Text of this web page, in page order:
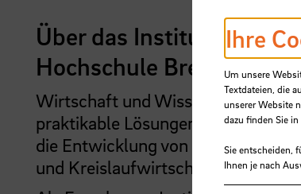
Über das Institut für
Hochschule Bremen
Wirtschaft und Wissenschaft sind
praktikable Lösungen werden.
die Entwicklung von ökologisch
und Kreislaufwirtschaft, das
Ihre
Um unsere
Textdateien, die
unserer Website
dazu finden Sie
Sie entscheiden,
Ihnen je nach